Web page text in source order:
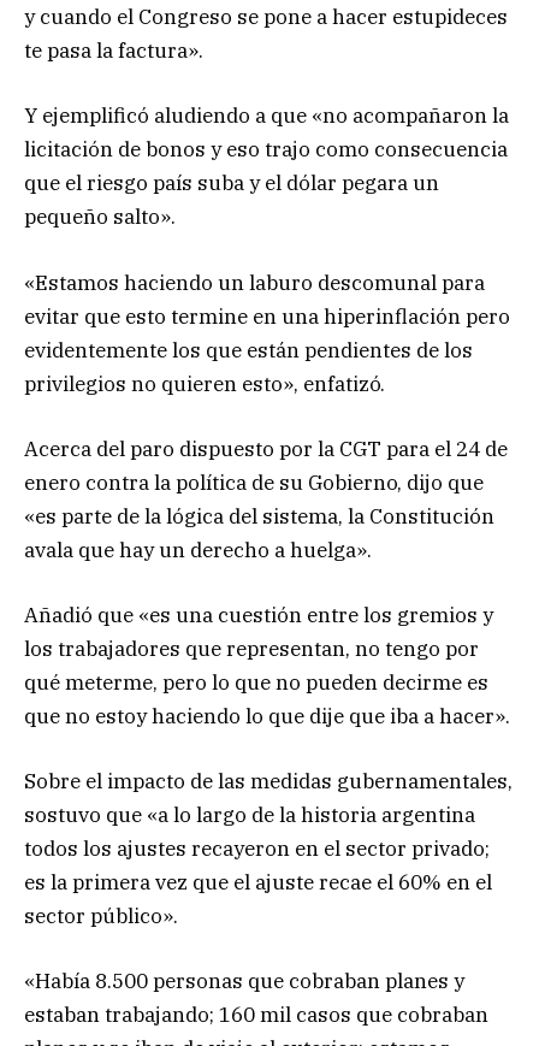
y cuando el Congreso se pone a hacer estupideces
te pasa la factura».
Y ejemplificó aludiendo a que «no acompañaron la
licitación de bonos y eso trajo como consecuencia
que el riesgo país suba y el dólar pegara un
pequeño salto».
«Estamos haciendo un laburo descomunal para
evitar que esto termine en una hiperinflación pero
evidentemente los que están pendientes de los
privilegios no quieren esto», enfatizó.
Acerca del paro dispuesto por la CGT para el 24 de
enero contra la política de su Gobierno, dijo que
«es parte de la lógica del sistema, la Constitución
avala que hay un derecho a huelga».
Añadió que «es una cuestión entre los gremios y
los trabajadores que representan, no tengo por
qué meterme, pero lo que no pueden decirme es
que no estoy haciendo lo que dije que iba a hacer».
Sobre el impacto de las medidas gubernamentales,
sostuvo que «a lo largo de la historia argentina
todos los ajustes recayeron en el sector privado;
es la primera vez que el ajuste recae el 60% en el
sector público».
«Había 8.500 personas que cobraban planes y
estaban trabajando; 160 mil casos que cobraban